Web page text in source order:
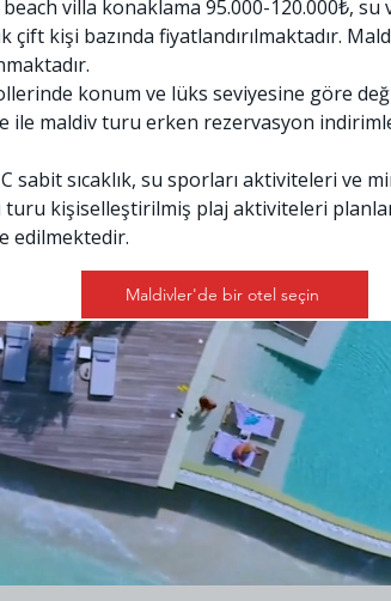
villa konaklama 95.000-120.000₺, su
kişi bazında fiyatlandırılmaktadır.
konum ve lüks seviyesine göre
ile maldiv turu erken rezervasyon
sabit sıcaklık, su sporları aktiviteleri ve
turu kişiselleştirilmiş plaj aktiviteleri
edilmektedir.
Maldivler'de bir otel seçin